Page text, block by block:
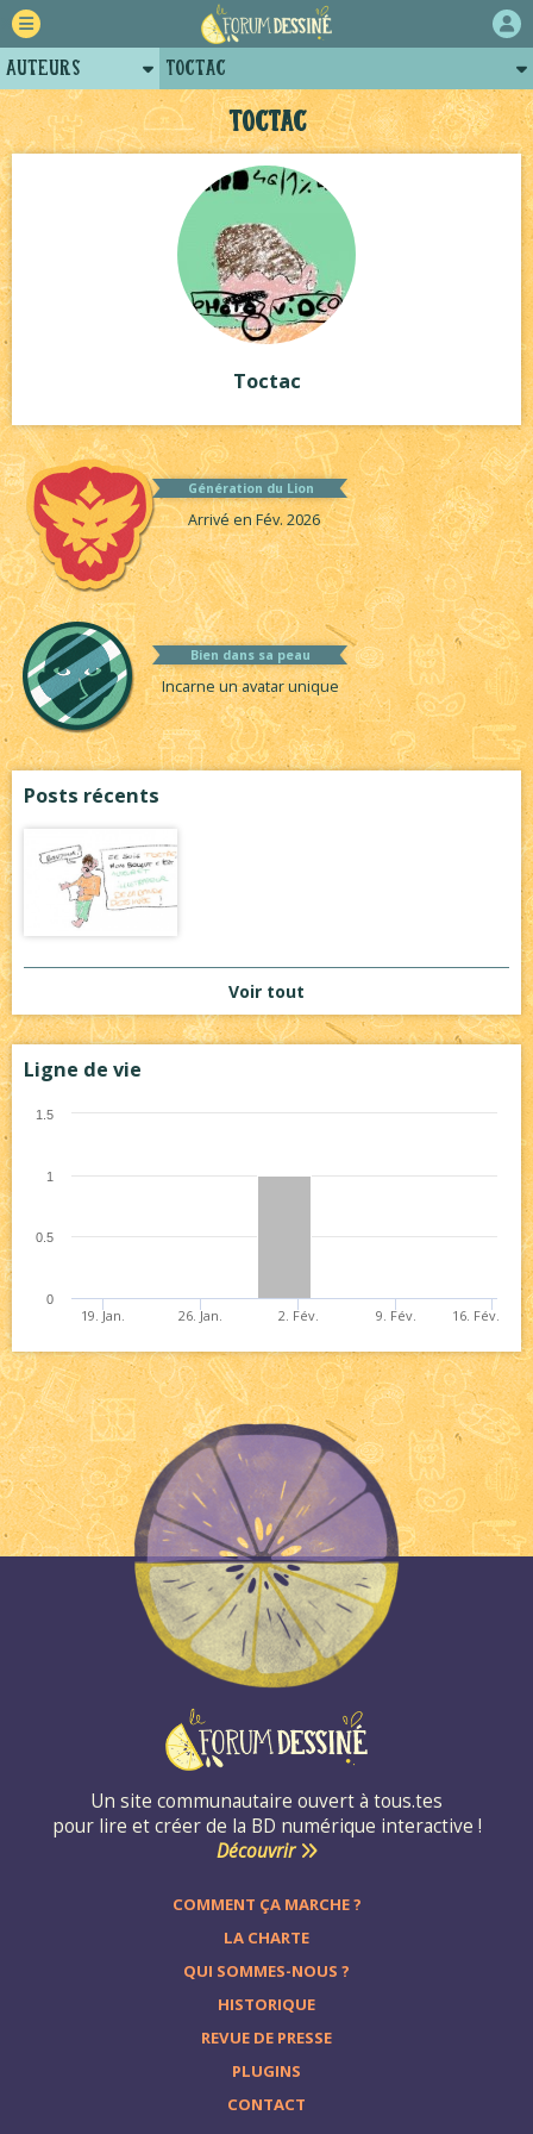
Toctac
Toctac
Génération du Lion
Arrivé en Fév. 2026
Bien dans sa peau
Incarne un avatar unique
Posts récents
Voir tout
Ligne de vie
19. Jan. 26. Jan. 2. Fév. 9. Fév. 16. Fév.
0
0.5
1
1.5
Un site communautaire ouvert à tous.tes
pour lire et créer de la BD numérique interactive !
Découvrir
COMMENT ÇA MARCHE ?
LA CHARTE
QUI SOMMES-NOUS ?
HISTORIQUE
REVUE DE PRESSE
PLUGINS
CONTACT
Auteurs
Retour
Forum
Projets
Tutoriels
Toctac
Posts de toctac